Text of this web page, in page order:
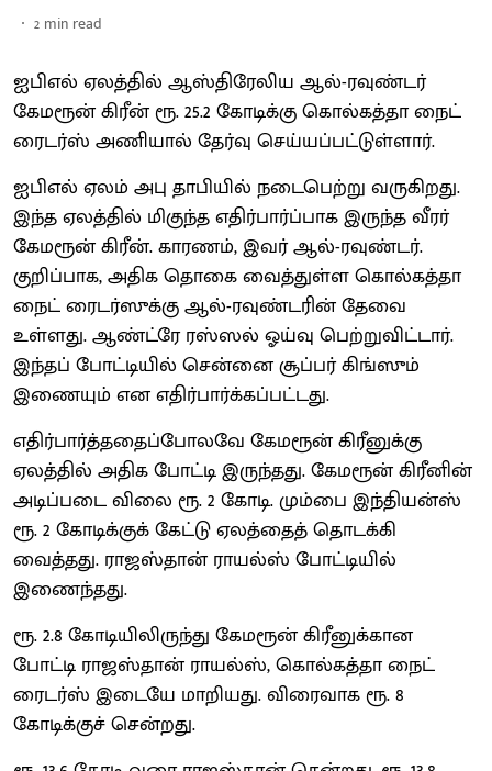
2 min read
ஐபிஎல் ஏலத்தில் ஆஸ்திரேலிய ஆல்-ரவுண்டர்
கேமரூன் கிரீன் ரூ. 25.2 கோடிக்கு கொல்கத்தா நைட்
ரைடர்ஸ் அணியால் தேர்வு செய்யப்பட்டுள்ளார்.
ஐபிஎல் ஏலம் அபு தாபியில் நடைபெற்று வருகிறது.
இந்த ஏலத்தில் மிகுந்த எதிர்பார்ப்பாக இருந்த வீரர்
கேமரூன் கிரீன். காரணம், இவர் ஆல்-ரவுண்டர்.
குறிப்பாக, அதிக தொகை வைத்துள்ள கொல்கத்தா
நைட் ரைடர்ஸுக்கு ஆல்-ரவுண்டரின் தேவை
உள்ளது. ஆண்ட்ரே ரஸ்ஸல் ஓய்வு பெற்றுவிட்டார்.
இந்தப் போட்டியில் சென்னை சூப்பர் கிங்ஸும்
இணையும் என எதிர்பார்க்கப்பட்டது.
எதிர்பார்த்ததைப்போலவே கேமரூன் கிரீனுக்கு
ஏலத்தில் அதிக போட்டி இருந்தது. கேமரூன் கிரீனின்
அடிப்படை விலை ரூ. 2 கோடி. மும்பை இந்தியன்ஸ்
ரூ. 2 கோடிக்குக் கேட்டு ஏலத்தைத் தொடக்கி
வைத்தது. ராஜஸ்தான் ராயல்ஸ் போட்டியில்
இணைந்தது.
ரூ. 2.8 கோடியிலிருந்து கேமரூன் கிரீனுக்கான
போட்டி ராஜஸ்தான் ராயல்ஸ், கொல்கத்தா நைட்
ரைடர்ஸ் இடையே மாறியது. விரைவாக ரூ. 8
கோடிக்குச் சென்றது.